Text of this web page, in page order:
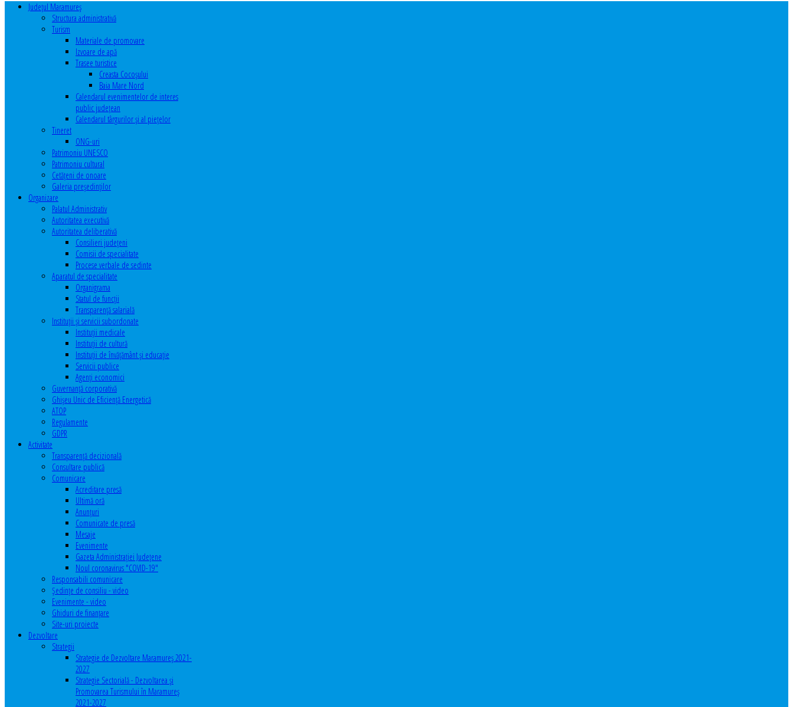
Judeţul Maramureş
Structura administrativă
Turism
Materiale de promovare
Izvoare de apă
Trasee turistice
Creasta Cocoșului
Baia Mare Nord
Calendarul evenimentelor de interes
public judeţean
Calendarul târgurilor şi al pieţelor
Tineret
ONG-uri
Patrimoniu UNESCO
Patrimoniu cultural
Cetăţeni de onoare
Galeria președinților
Organizare
Palatul Administrativ
Autoritatea executivă
Autoritatea deliberativă
Consilieri judeţeni
Comisii de specialitate
Procese verbale de sedinte
Aparatul de specialitate
Organigrama
Statul de funcții
Transparență salarială
Instituţii şi servicii subordonate
Instituţii medicale
Instituţii de cultură
Instituţii de învăţământ şi educaţie
Servicii publice
Agenţi economici
Guvernanță corporativă
Ghişeu Unic de Eficienţă Energetică
ATOP
Regulamente
GDPR
Activitate
Transparenţă decizională
Consultare publică
Comunicare
Acreditare presă
Ultimă oră
Anunţuri
Comunicate de presă
Mesaje
Evenimente
Gazeta Administraţiei Judeţene
Noul coronavirus "COVID-19"
Responsabili comunicare
Şedinţe de consiliu - video
Evenimente - video
Ghiduri de finanţare
Site-uri proiecte
Dezvoltare
Strategii
Strategie de Dezvoltare Maramureș 2021-
2027
Strategie Sectorială - Dezvoltarea și
Promovarea Turismului în Maramureș
2021-2027